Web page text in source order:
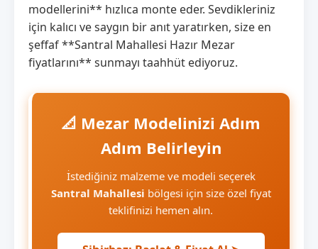
modellerini** hızlıca monte eder. Sevdikleriniz
için kalıcı ve saygın bir anıt yaratırken, size en
şeffaf **Santral Mahallesi Hazır Mezar
fiyatlarını** sunmayı taahhüt ediyoruz.
📐 Mezar Modelinizi Adım
Adım Belirleyin
İstediğiniz malzeme ve modeli seçerek
Santral Mahallesi bölgesi için size özel fiyat
teklifinizi hemen alın.